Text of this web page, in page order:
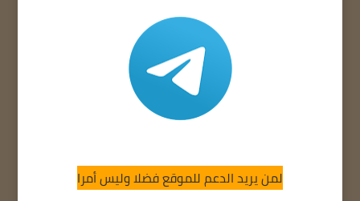
لمن يريد الدعم للموقع فضلا وليس أمرا